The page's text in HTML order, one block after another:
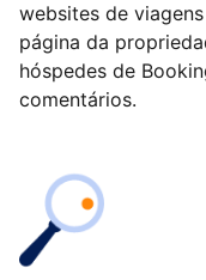
websites de
página da
hóspedes de
comentários.